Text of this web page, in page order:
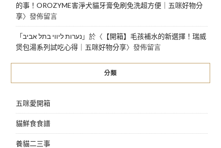
的事！OROZYME害淨犬貓牙膏免刷免洗超方便｜五咪好物分
享〉發佈留言
「נערות ליווי בתל אביב」於〈 【開箱】毛孩補水的新選擇！瑞威
煲包湯系列試吃心得｜五咪好物分享〉發佈留言
分類
五咪愛開箱
貓鮮食食譜
養貓二三事